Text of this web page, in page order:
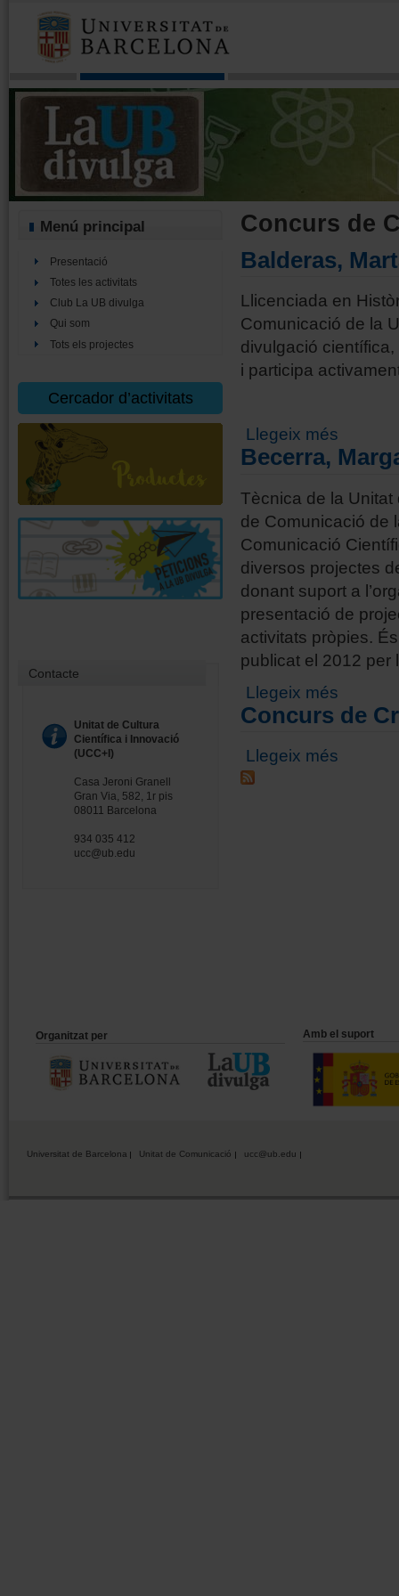
Menú principal
Presentació
Totes les activitats
Club La UB divulga
Qui som
Tots els projectes
Cercador d’activitats
Contacte
Unitat de Cultura
Científica i Innovació
(UCC+I)
Casa Jeroni Granell
Gran Via, 582, 1r pis
08011 Barcelona
934 035 412
ucc@ub.edu
Concurs de
Balderas,
Llicenciada en
Comunicació de la
divulgació
i participa
Llegeix més
Becerra,
Tècnica de la Unitat
de Comunicació de
Comunicació
diversos projectes
donant suport a
presentació de
activitats pròpies.
publicat el 2012 per
Llegeix més
Concurs de
Llegeix més
Organitzat per Amb el suport
Universitat de Barcelona Unitat de Comunicació ucc@ub.edu